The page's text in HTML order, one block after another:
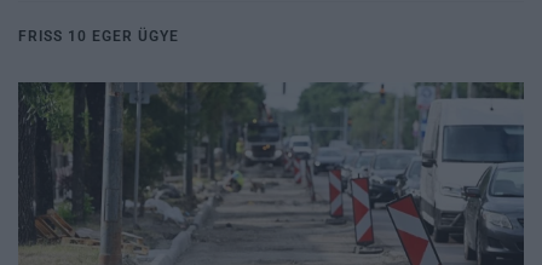
FRISS 10 EGER ÜGYE